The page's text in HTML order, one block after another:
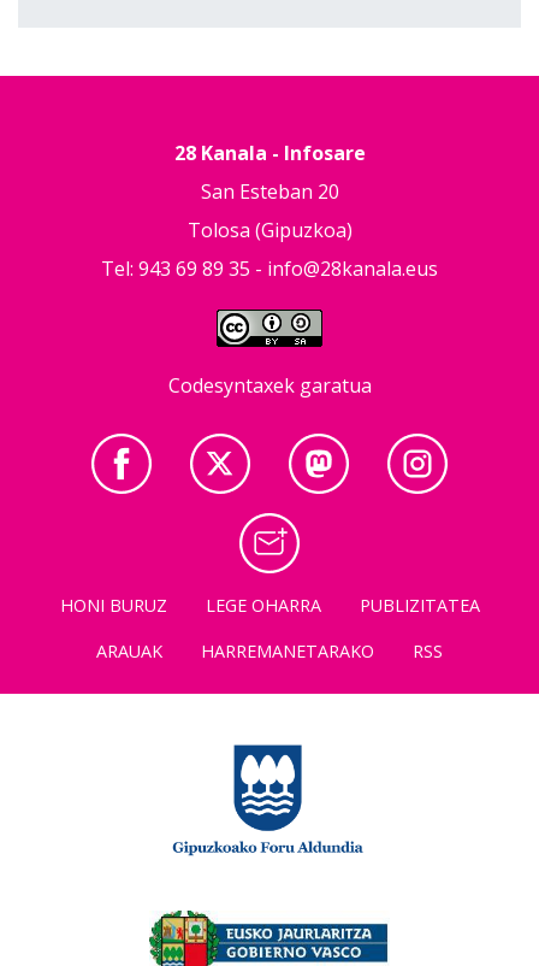
28 Kanala - Infosare
San Esteban 20
Tolosa (Gipuzkoa)
Tel: 943 69 89 35 - info@28kanala.eus
Codesyntaxek garatua
HONI BURUZ LEGE OHARRA
PUBLIZITATEA
ARAUAK
HARREMANETARAKO RSS